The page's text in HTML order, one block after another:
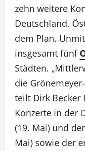
zehn weitere
Deutschland,
dem Plan.
insgesamt fünf
Städten.
die
teilt Dirk Becker
Konzerte in der
(19. Mai) und
Mai) sowie der